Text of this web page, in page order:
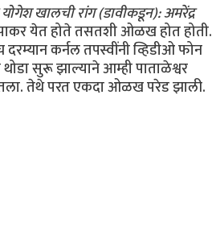
खालची रांग (डावीकडून): अमरेंद्र
येत होते तसतशी ओळख होत होती.
कर्नल तपस्वींनी व्हिडीओ फोन
सुरू झाल्याने आम्ही पाताळेश्वर
तेथे परत एकदा ओळख परेड झाली.